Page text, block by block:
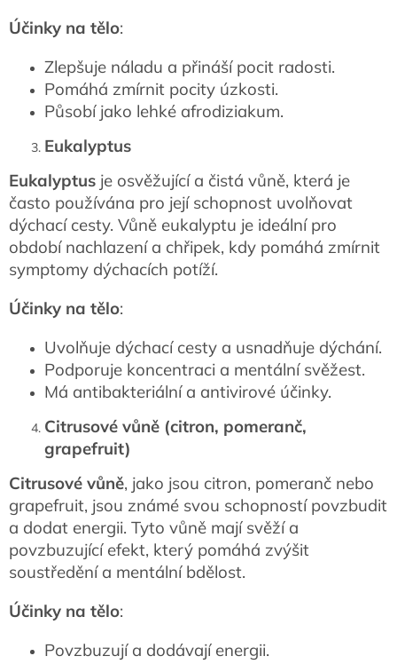
Účinky na tělo:
Zlepšuje náladu a přináší pocit radosti.
Pomáhá zmírnit pocity úzkosti.
Působí jako lehké afrodiziakum.
Eukalyptus
Eukalyptus je osvěžující a čistá vůně, která je
často používána pro její schopnost uvolňovat
dýchací cesty. Vůně eukalyptu je ideální pro
období nachlazení a chřipek, kdy pomáhá zmírnit
symptomy dýchacích potíží.
Účinky na tělo:
Uvolňuje dýchací cesty a usnadňuje dýchání.
Podporuje koncentraci a mentální svěžest.
Má antibakteriální a antivirové účinky.
Citrusové vůně (citron, pomeranč,
grapefruit)
Citrusové vůně, jako jsou citron, pomeranč nebo
grapefruit, jsou známé svou schopností povzbudit
a dodat energii. Tyto vůně mají svěží a
povzbuzující efekt, který pomáhá zvýšit
soustředění a mentální bdělost.
Účinky na tělo:
Povzbuzují a dodávají energii.